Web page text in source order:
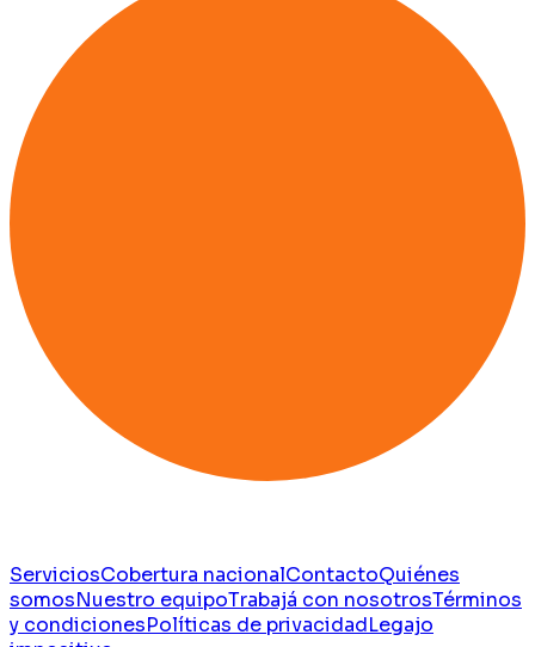
ServiciosCobertura nacionalContactoQuiénes
somosNuestro equipoTrabajá con nosotrosTérminos
y condicionesPolíticas de privacidadLegajo